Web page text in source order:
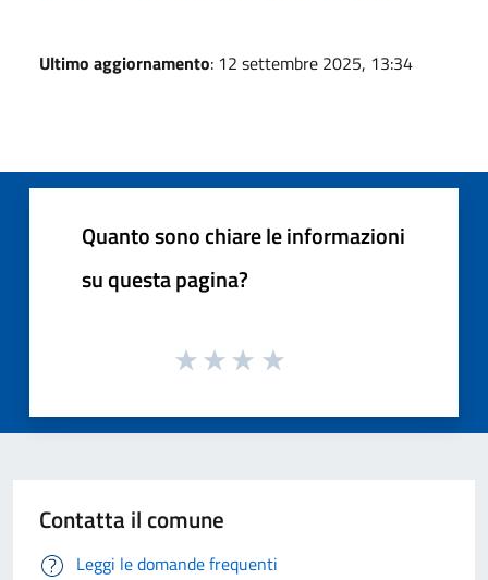
Ultimo aggiornamento: 12 settembre 2025, 13:34
Quanto sono chiare le informazioni
su questa pagina?
Contatta il comune
Leggi le domande frequenti